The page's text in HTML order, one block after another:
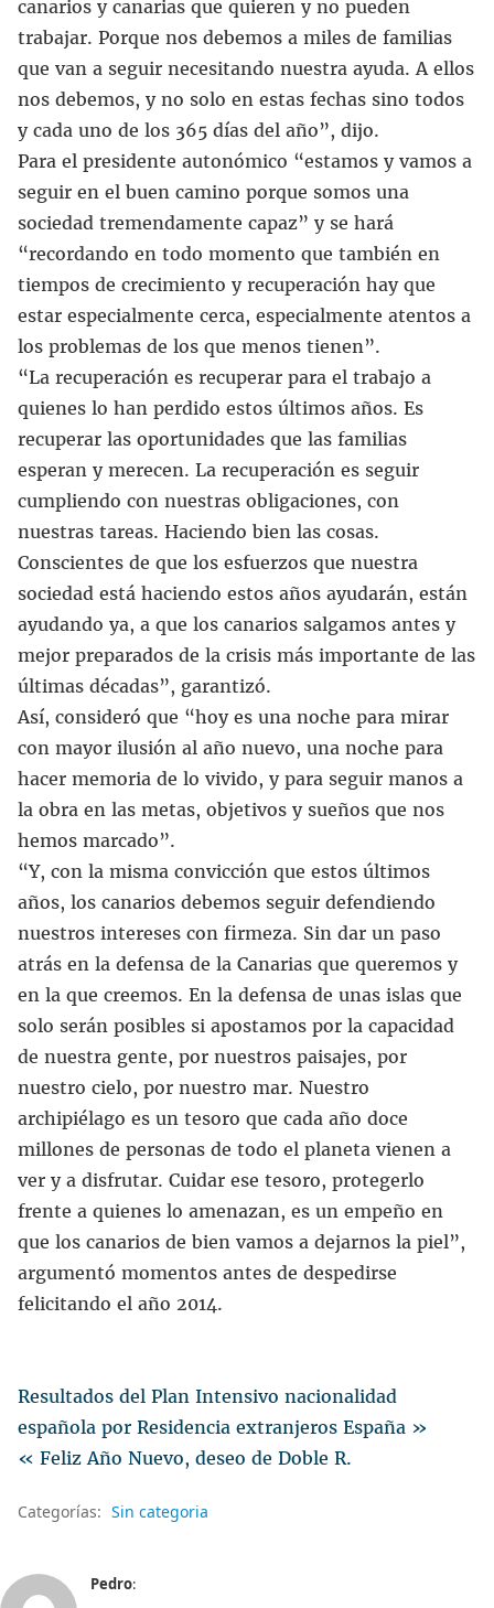
canarios y canarias que quieren y no pueden
trabajar. Porque nos debemos a miles de familias
que van a seguir necesitando nuestra ayuda. A ellos
nos debemos, y no solo en estas fechas sino todos
y cada uno de los 365 días del año”, dijo.
Para el presidente autonómico “estamos y vamos a
seguir en el buen camino porque somos una
sociedad tremendamente capaz” y se hará
“recordando en todo momento que también en
tiempos de crecimiento y recuperación hay que
estar especialmente cerca, especialmente atentos a
los problemas de los que menos tienen”.
“La recuperación es recuperar para el trabajo a
quienes lo han perdido estos últimos años. Es
recuperar las oportunidades que las familias
esperan y merecen. La recuperación es seguir
cumpliendo con nuestras obligaciones, con
nuestras tareas. Haciendo bien las cosas.
Conscientes de que los esfuerzos que nuestra
sociedad está haciendo estos años ayudarán, están
ayudando ya, a que los canarios salgamos antes y
mejor preparados de la crisis más importante de las
últimas décadas”, garantizó.
Así, consideró que “hoy es una noche para mirar
con mayor ilusión al año nuevo, una noche para
hacer memoria de lo vivido, y para seguir manos a
la obra en las metas, objetivos y sueños que nos
hemos marcado”.
“Y, con la misma convicción que estos últimos
años, los canarios debemos seguir defendiendo
nuestros intereses con firmeza. Sin dar un paso
atrás en la defensa de la Canarias que queremos y
en la que creemos. En la defensa de unas islas que
solo serán posibles si apostamos por la capacidad
de nuestra gente, por nuestros paisajes, por
nuestro cielo, por nuestro mar. Nuestro
archipiélago es un tesoro que cada año doce
millones de personas de todo el planeta vienen a
ver y a disfrutar. Cuidar ese tesoro, protegerlo
frente a quienes lo amenazan, es un empeño en
que los canarios de bien vamos a dejarnos la piel”,
argumentó momentos antes de despedirse
felicitando el año 2014.
Resultados del Plan Intensivo nacionalidad
española por Residencia extranjeros España »
« Feliz Año Nuevo, deseo de Doble R.
Categorías: Sin categoria
Pedro: